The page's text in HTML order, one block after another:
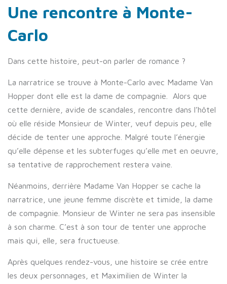
Une rencontre à Monte-
Carlo
Dans cette histoire, peut-on parler de romance ?
La narratrice se trouve à Monte-Carlo avec Madame Van
Hopper dont elle est la dame de compagnie. Alors que
cette dernière, avide de scandales, rencontre dans l’hôtel
où elle réside Monsieur de Winter, veuf depuis peu, elle
décide de tenter une approche. Malgré toute l’énergie
qu’elle dépense et les subterfuges qu’elle met en oeuvre,
sa tentative de rapprochement restera vaine.
Néanmoins, derrière Madame Van Hopper se cache la
narratrice, une jeune femme discrète et timide, la dame
de compagnie. Monsieur de Winter ne sera pas insensible
à son charme. C’est à son tour de tenter une approche
mais qui, elle, sera fructueuse.
Après quelques rendez-vous, une histoire se crée entre
les deux personnages, et Maximilien de Winter la